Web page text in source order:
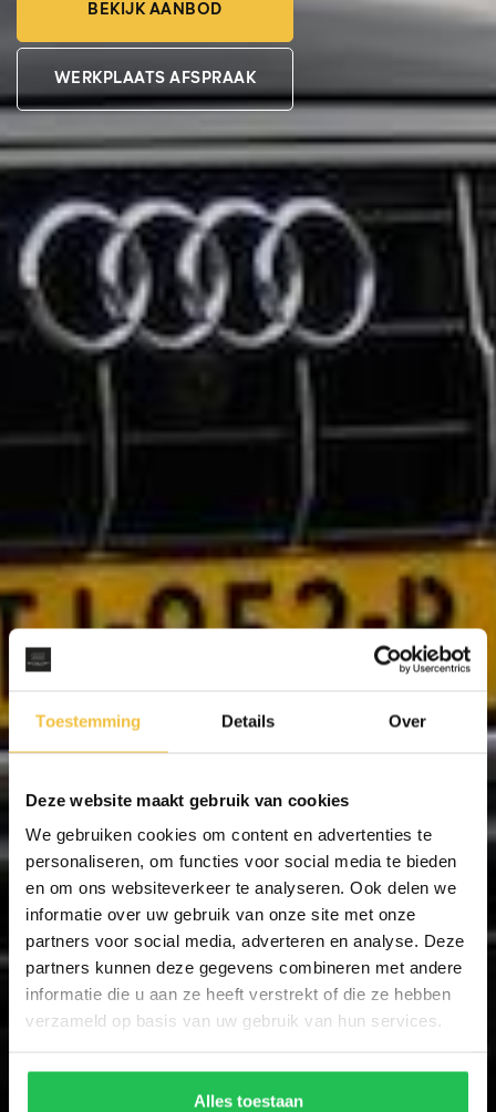
Toestemming Details Over
Deze website maakt gebruik van cookies
We gebruiken cookies om content en advertenties te
personaliseren, om functies voor social media te bieden
en om ons websiteverkeer te analyseren. Ook delen we
informatie over uw gebruik van onze site met onze
partners voor social media, adverteren en analyse. Deze
partners kunnen deze gegevens combineren met andere
informatie die u aan ze heeft verstrekt of die ze hebben
verzameld op basis van uw gebruik van hun services.
Alles toestaan
BEKIJK AANBOD
WERKPLAATS AFSPRAAK